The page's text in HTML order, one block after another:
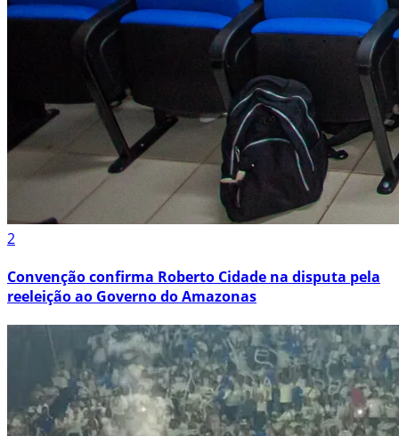
2
Convenção confirma Roberto Cidade na disputa pela
reeleição ao Governo do Amazonas